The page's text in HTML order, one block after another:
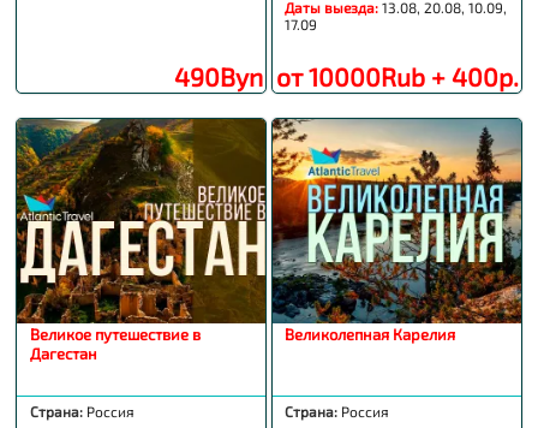
490Byn
Даты выезда:13.08, 20.08, 10.09,
17.09
от 10000Rub + 400р.
Великое путешествие в
Дагестан
Страна: Россия
Великолепная Карелия
Страна: Россия